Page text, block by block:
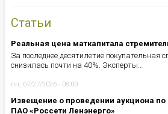
Статьи
Реальная цена маткапитала
За последнее десятилетие покупательная
снизилась почти на 40%. Эксперты…
пн, 07/27/2026 - 08:00
Извещение о проведении аукциона
ПАО «Россети Ленэнерго»